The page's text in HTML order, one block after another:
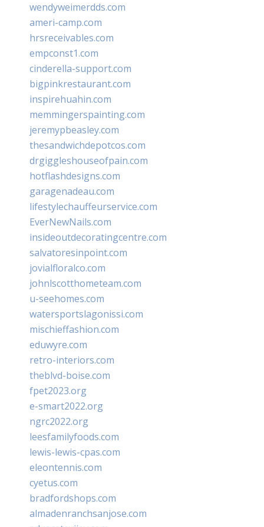
wendyweimerdds.com
ameri-camp.com
hrsreceivables.com
empconst1.com
cinderella-support.com
bigpinkrestaurant.com
inspirehuahin.com
memmingerspainting.com
jeremypbeasley.com
thesandwichdepotcos.com
drgiggleshouseofpain.com
hotflashdesigns.com
garagenadeau.com
lifestylechauffeurservice.com
EverNewNails.com
insideoutdecoratingcentre.com
salvatoresinpoint.com
jovialfloralco.com
johnlscotthometeam.com
u-seehomes.com
watersportslagonissi.com
mischieffashion.com
eduwyre.com
retro-interiors.com
theblvd-boise.com
fpet2023.org
e-smart2022.org
ngrc2022.org
leesfamilyfoods.com
lewis-lewis-cpas.com
eleontennis.com
cyetus.com
bradfordshops.com
almadenranchsanjose.com